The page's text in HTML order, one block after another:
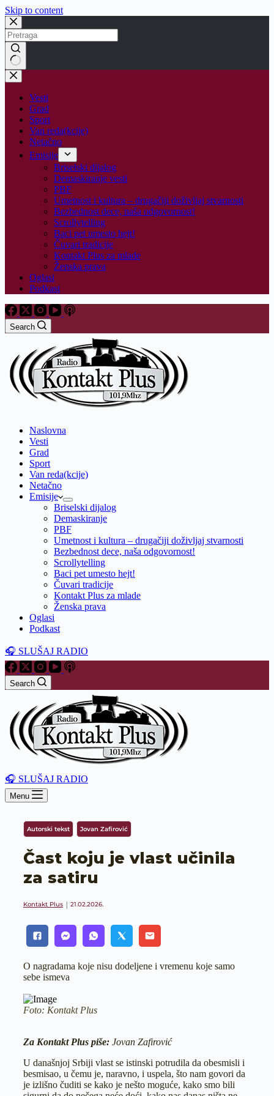
Skip to content
No
results
Vesti
Grad
Sport
Van reda(kcije)
Netačno
Emisije
Briselski dijalog
Demaskiranje vesti
PBF
Umetnost i kultura – drugačiji doživljaj stvarnosti
Bezbednost dece, naša odgovornost!
Scrollytelling
Baci pet umesto hejt!
Čuvari tradicije
Kontakt Plus za mlade
Ženska prava
Oglasi
Podkast
Search
Naslovna
Vesti
Grad
Sport
Van reda(kcije)
Netačno
Emisije
Briselski dijalog
Demaskiranje
PBF
Umetnost i kultura – drugačiji doživljaj stvarnosti
Bezbednost dece, naša odgovornost!
Scrollytelling
Baci pet umesto hejt!
Čuvari tradicije
Kontakt Plus za mlade
Ženska prava
Oglasi
Podkast
🎧 SLUŠAJ RADIO
Search
🎧 SLUŠAJ RADIO
Menu
Autorski tekst Jovan Zafirović
Čast koju je vlast učinila
za satiru
Kontakt Plus 21.02.2026.
O nagradama koje nisu dodeljene i vremenu koje samo
sebe ismeva
Foto: Kontakt Plus
Za Kontakt Plus piše: Jovan Zafirović
U današnjoj Srbiji vlast se istinski potrudila da obesmisli i
besmisao, u čemu je, naravno, i uspela, što nam govori da
je izlišno čuditi se kako je nešto moguće, kako smo bili